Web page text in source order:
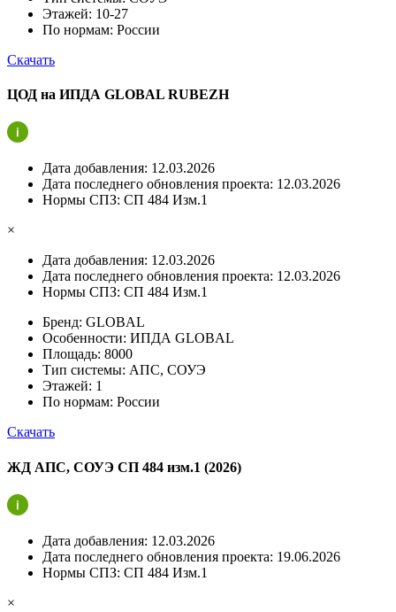
Этажей: 10-27
По нормам: России
Скачать
ЦОД на ИПДА GLOBAL RUBEZH
Дата добавления: 12.03.2026
Дата последнего обновления проекта: 12.03.2026
Нормы СПЗ: СП 484 Изм.1
×
Дата добавления: 12.03.2026
Дата последнего обновления проекта: 12.03.2026
Нормы СПЗ: СП 484 Изм.1
Бренд: GLOBAL
Особенности: ИПДА GLOBAL
Площадь: 8000
Тип системы: АПС, СОУЭ
Этажей: 1
По нормам: России
Скачать
ЖД АПС, СОУЭ СП 484 изм.1 (2026)
Дата добавления: 12.03.2026
Дата последнего обновления проекта: 19.06.2026
Нормы СПЗ: СП 484 Изм.1
×